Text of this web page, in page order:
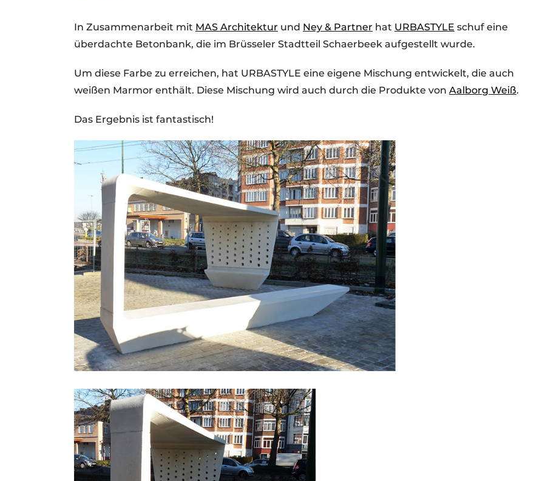
Videos
In Zusammenarbeit mit MAS Architektur und Ney & Partner hat URBASTYLE schuf eine
überdachte Betonbank, die im Brüsseler Stadtteil Schaerbeek aufgestellt wurde.
Um diese Farbe zu erreichen, hat URBASTYLE eine eigene Mischung entwickelt, die auch
weißen Marmor enthält. Diese Mischung wird auch durch die Produkte von Aalborg Weiß.
Das Ergebnis ist fantastisch!